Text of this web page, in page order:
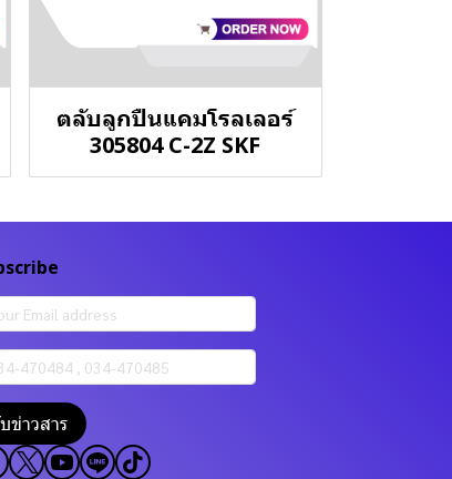
ตลับลูกปืนแคมโรลเลอร์
305804 C-2Z SKF
ข่าวสาร